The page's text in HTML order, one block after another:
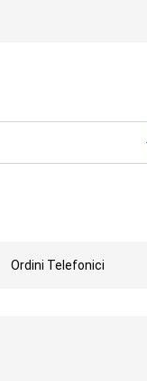
Ordini Telefonici